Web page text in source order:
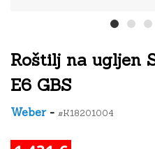
Roštilj na ugljen
E6 GBS
Weber- #K18201004